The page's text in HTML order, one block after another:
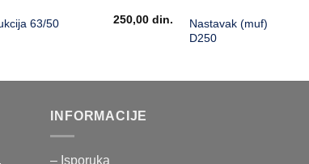
63/50 250,00din.
Nastavak (muf)
D250
INFORMACIJE
– Isporuka